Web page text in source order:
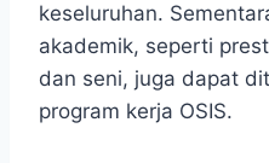
keseluruhan.
akademik, seperti
dan seni, juga dapat
program kerja OSIS.